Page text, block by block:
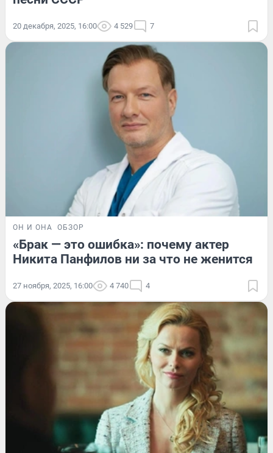
20 декабря, 2025, 16:00 4 529 7
ОН И ОНА ОБЗОР
«Брак — это ошибка»: почему актер
Никита Панфилов ни за что не женится
27 ноября, 2025, 16:00 4 740 4